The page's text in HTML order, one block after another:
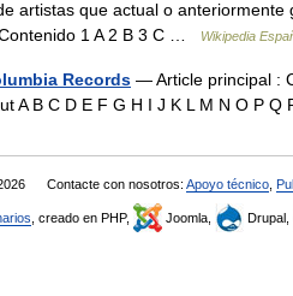
artistas que actual o
1 A 2 B 3 C …
Wikipedia
Records — Article principal :
A B C D E F G H I J K L M N O P
Contacte con nosotros: Apoyo técnico
, creado en PHP, Joomla, Drupal,